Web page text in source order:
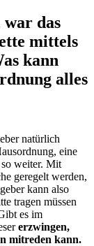
das
mittels
kann
alles
natürlich
eine
weiter. Mit
geregelt werden,
kann also
tragen müssen
es im
erzwingen,
mitreden kann.